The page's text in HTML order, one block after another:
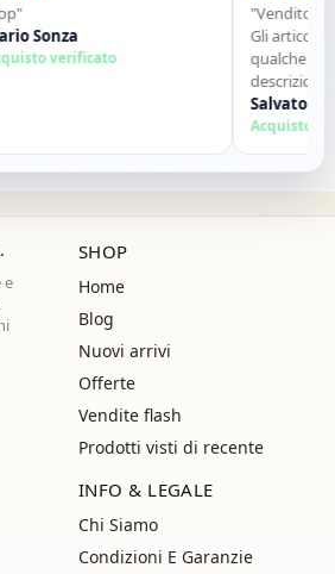
Sonza
verificato
"Venditore
Gli articoli
qualche
descrizione.
contatti.
Salvatore
Acquisto
e
SHOP
Home
Blog
Nuovi arrivi
Offerte
Vendite flash
Prodotti visti di recente
INFO & LEGALE
Chi Siamo
Condizioni E Garanzie